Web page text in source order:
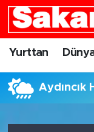
Yurttan
Aydıncık
Yurttan
Eskişehir